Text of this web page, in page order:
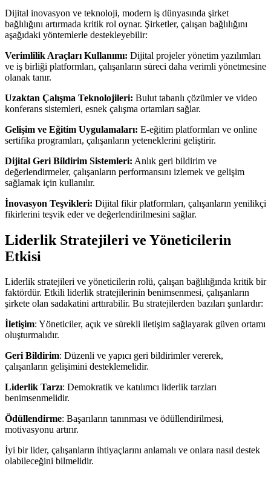
Dijital inovasyon ve teknoloji, modern iş dünyasında şirket
bağlılığını artırmada kritik rol oynar. Şirketler, çalışan bağlılığını
aşağıdaki yöntemlerle destekleyebilir:
Verimlilik Araçları Kullanımı: Dijital projeler yönetim yazılımları
ve iş birliği platformları, çalışanların süreci daha verimli yönetmesine
olanak tanır.
Uzaktan Çalışma Teknolojileri: Bulut tabanlı çözümler ve video
konferans sistemleri, esnek çalışma ortamları sağlar.
Gelişim ve Eğitim Uygulamaları: E-eğitim platformları ve online
sertifika programları, çalışanların yeteneklerini geliştirir.
Dijital Geri Bildirim Sistemleri: Anlık geri bildirim ve
değerlendirmeler, çalışanların performansını izlemek ve gelişim
sağlamak için kullanılır.
İnovasyon Teşvikleri: Dijital fikir platformları, çalışanların yenilikçi
fikirlerini teşvik eder ve değerlendirilmesini sağlar.
Liderlik Stratejileri ve Yöneticilerin
Etkisi
Liderlik stratejileri ve yöneticilerin rolü, çalışan bağlılığında kritik bir
faktördür. Etkili liderlik stratejilerinin benimsenmesi, çalışanların
şirkete olan sadakatini arttırabilir. Bu stratejilerden bazıları şunlardır:
İletişim: Yöneticiler, açık ve sürekli iletişim sağlayarak güven ortamı
oluşturmalıdır.
Geri Bildirim: Düzenli ve yapıcı geri bildirimler vererek,
çalışanların gelişimini desteklemelidir.
Liderlik Tarzı: Demokratik ve katılımcı liderlik tarzları
benimsenmelidir.
Ödüllendirme: Başarıların tanınması ve ödüllendirilmesi,
motivasyonu artırır.
İyi bir lider, çalışanların ihtiyaçlarını anlamalı ve onlara nasıl destek
olabileceğini bilmelidir.